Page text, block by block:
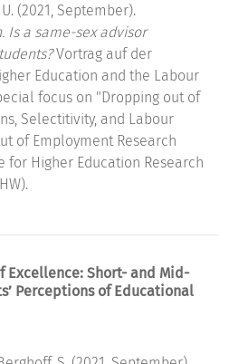
(2021, September).
Is a same-sex advisor
Vortrag auf der
Education and the Labour
focus on "Dropping out of
Selectitivity, and Labour
of Employment Research
for Higher Education Research
Excellence: Short- and Mid-
Perceptions of Educational